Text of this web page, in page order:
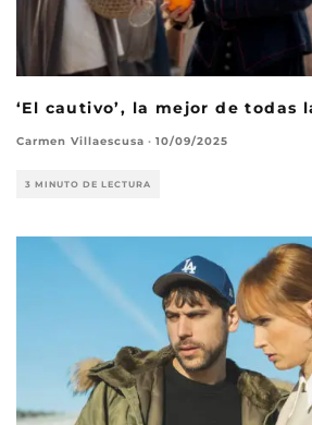
‘El cautivo’, la mejor de todas
Carmen Villaescusa · 10/09/2025
3 MINUTO DE LECTURA